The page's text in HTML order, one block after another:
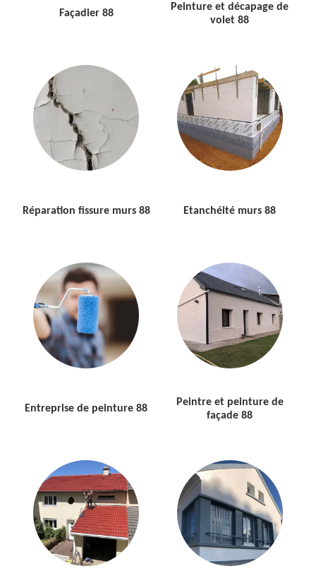
Façadier 88
Peinture et décapage de
volet 88
Réparation fissure murs 88 Etanchéité murs 88
Entreprise de peinture 88
Peintre et peinture de
façade 88